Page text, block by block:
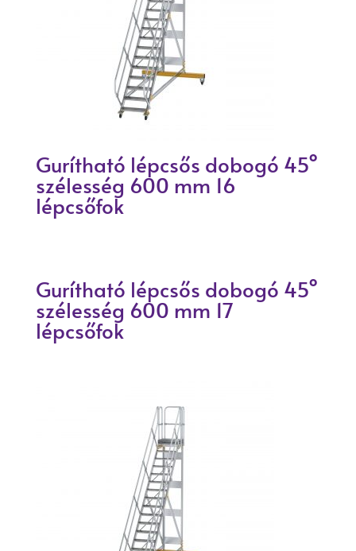
Gurítható lépcsős dobogó 45°
szélesség 600 mm 16
lépcsőfok
Gurítható lépcsős dobogó 45°
szélesség 600 mm 17
lépcsőfok